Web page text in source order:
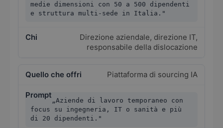
medie dimensioni con 50 a 500 dipendenti
e struttura multi-sede in Italia."
Direzione aziendale, direzione IT,
responsabile della dislocazione
Piattaforma di sourcing IA
„Aziende di lavoro temporaneo con
focus su ingegneria, IT o sanità e più
di 20 dipendenti."